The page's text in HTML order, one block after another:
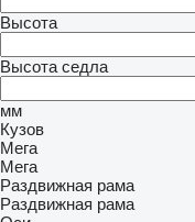
Высота
Высота седла
мм
Кузов
Мега
Мега
Раздвижная рама
Раздвижная рама